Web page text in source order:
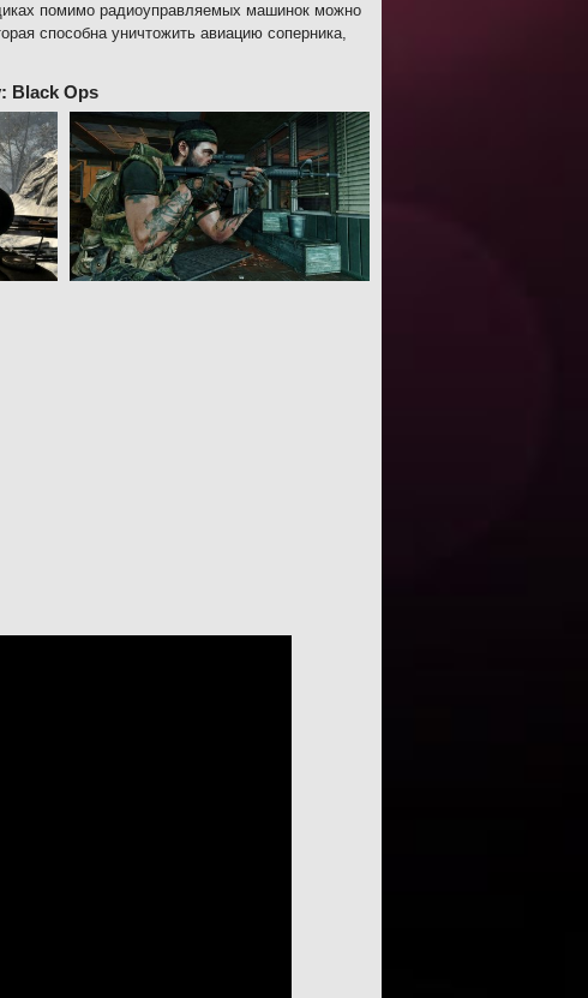
помимо радиоуправляемых машинок можно
способна уничтожить авиацию соперника,
Black Ops